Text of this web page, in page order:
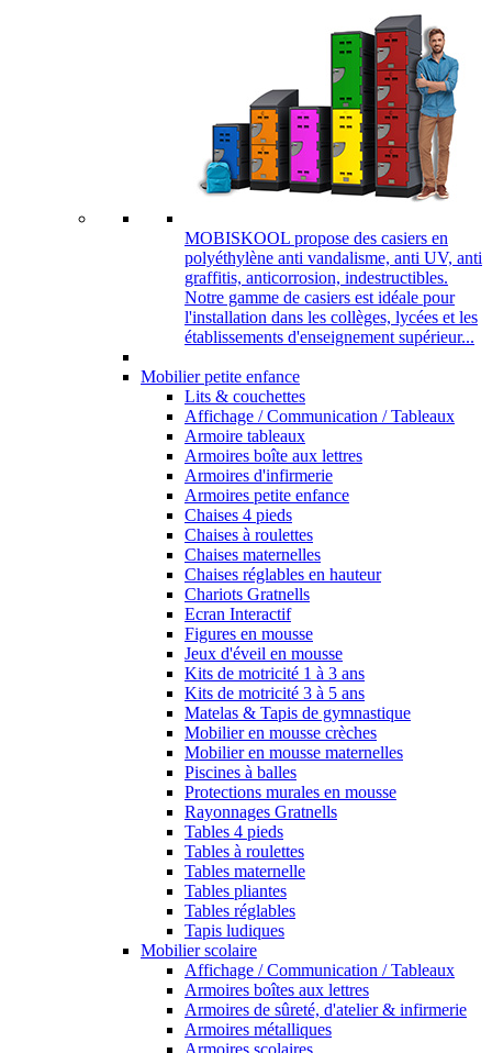
MOBISKOOL propose des casiers en
polyéthylène anti vandalisme, anti UV, anti
graffitis, anticorrosion, indestructibles.
Notre gamme de casiers est idéale pour
l'installation dans les collèges, lycées et les
établissements d'enseignement supérieur...
Mobilier petite enfance
Lits & couchettes
Affichage / Communication / Tableaux
Armoire tableaux
Armoires boîte aux lettres
Armoires d'infirmerie
Armoires petite enfance
Chaises 4 pieds
Chaises à roulettes
Chaises maternelles
Chaises réglables en hauteur
Chariots Gratnells
Ecran Interactif
Figures en mousse
Jeux d'éveil en mousse
Kits de motricité 1 à 3 ans
Kits de motricité 3 à 5 ans
Matelas & Tapis de gymnastique
Mobilier en mousse crèches
Mobilier en mousse maternelles
Piscines à balles
Protections murales en mousse
Rayonnages Gratnells
Tables 4 pieds
Tables à roulettes
Tables maternelle
Tables pliantes
Tables réglables
Tapis ludiques
Mobilier scolaire
Affichage / Communication / Tableaux
Armoires boîtes aux lettres
Armoires de sûreté, d'atelier & infirmerie
Armoires métalliques
Armoires scolaires